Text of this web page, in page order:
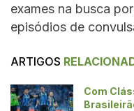
exames na busca
episódios de
ARTIGOS
Com